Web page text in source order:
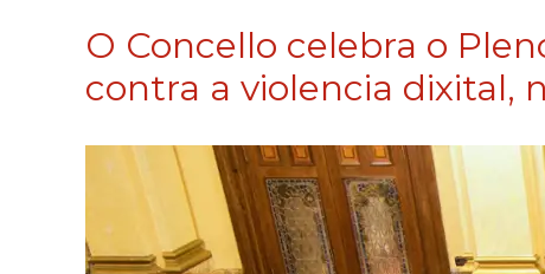
O Concello celebra o
contra a violencia dixital,